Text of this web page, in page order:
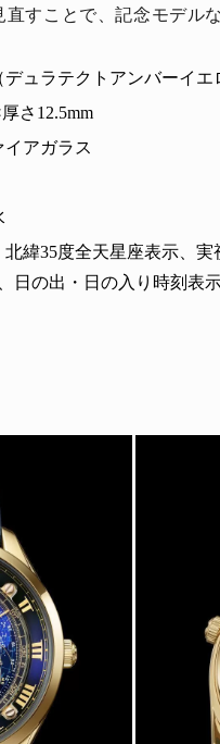
すことで、記念モデル
ュラテクトアンバーイエ
さ12.5mm
アガラス
緯35度全天星座表示、実
日の出・日の入り時刻表